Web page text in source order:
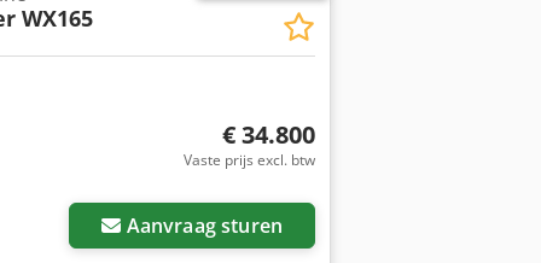
WX165
€ 34.800
Vaste prijs excl. btw
Aanvraag sturen